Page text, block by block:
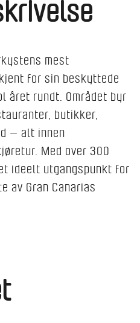
mest
for sin beskyttede
året rundt. Området byr
butikker,
— alt innen
Med over 300
ideelt utgangspunkt for
av Gran Canarias